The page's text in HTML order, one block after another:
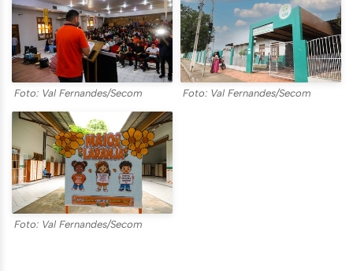
Foto: Val Fernandes/Secom Foto: Val Fernandes/Secom
Foto: Val Fernandes/Secom